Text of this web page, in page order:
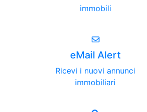
immobili
eMail Alert
Ricevi i nuovi annunci
immobiliari